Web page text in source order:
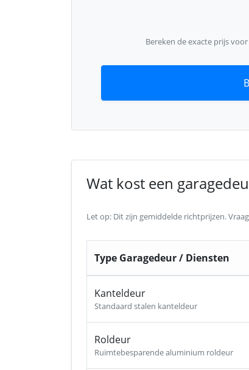
Bereken de exacte prijs
Wat kost een
Let op: Dit zijn gemiddelde richtprijzen.
Type Garagedeur / Diensten
Kanteldeur
Standaard stalen kanteldeur
Roldeur
Ruimtebesparende aluminium roldeur